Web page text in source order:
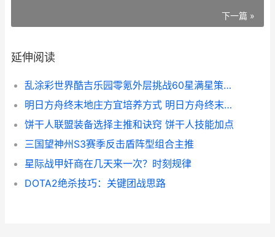
下一篇 »
延伸阅读
乱涂彩世界酷吉乐园零氪外层挑战60星满星策略 乱涂乱画涂鸦位置
明日方舟终末地庄方宜培养方式 明日方舟终末地云游戏
饼干人联盟装备选择主推和诀窍 饼干人技能加点
三国望神州S3赛季反击盾阵型组合主推
星际战甲奸商在几天来一次？时刻规律
DOTA2绝杀技巧：关键团战思路